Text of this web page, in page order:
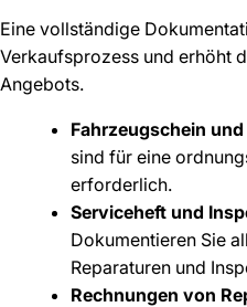
Eine vollständige
Verkaufsprozess und erhöht
Angebots.
Fahrzeugschein
sind für eine
erforderlich.
Serviceheft und
Dokumentieren Sie
Reparaturen und
Rechnungen von